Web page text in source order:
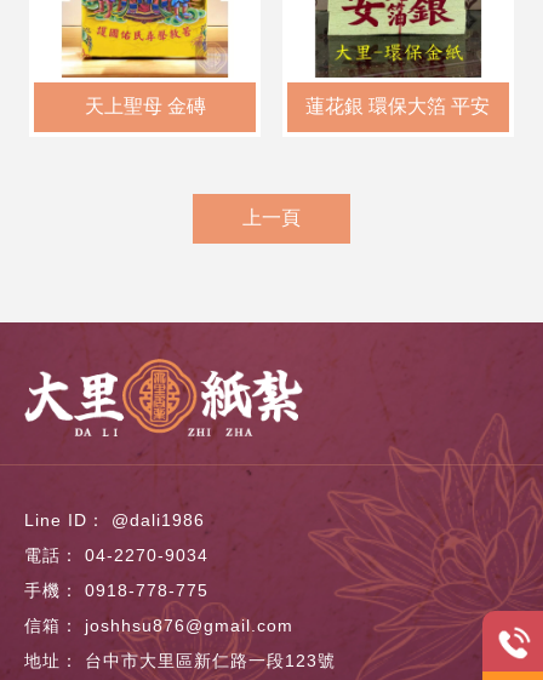
天上聖母 金磚 蓮花銀 環保大箔 平安
上一頁
@dali1986
04-2270-9034
0918-778-775
joshhsu876@gmail.com
台中市大里區新仁路一段123號